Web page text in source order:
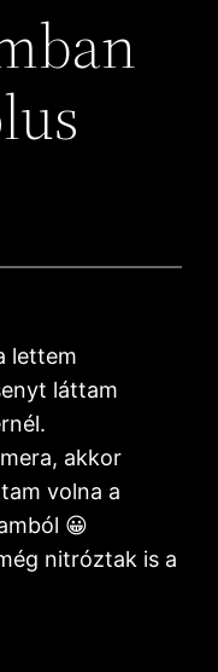
lettem
láttam
akkor
volna a
😀
nitróztak is a